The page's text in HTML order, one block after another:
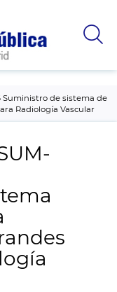
Suministro de sistema de
Radiología Vascular